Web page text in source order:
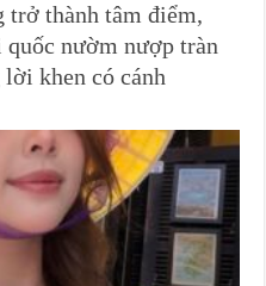
thành tâm điểm,
quốc nườm nượp tràn
khen có cánh